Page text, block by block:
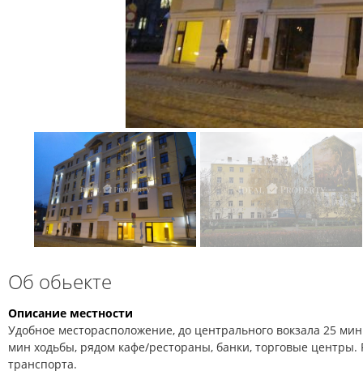
Об обьекте
Описание местности
Удобное месторасположение, до центрального вокзала 25
мин ходьбы, рядом кафе/рестораны, банки, торговые центры.
транспорта.